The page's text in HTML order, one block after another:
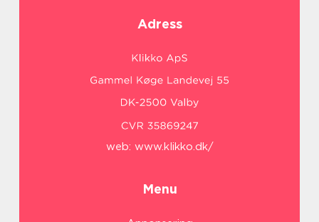
Adress
web: www.klikko.dk/
Menu